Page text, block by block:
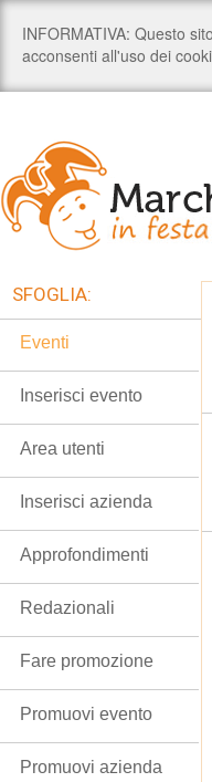
SFOGLIA:
Eventi
Inserisci evento
Area utenti
Inserisci azienda
Approfondimenti
Redazionali
Fare promozione
Promuovi evento
Promuovi azienda